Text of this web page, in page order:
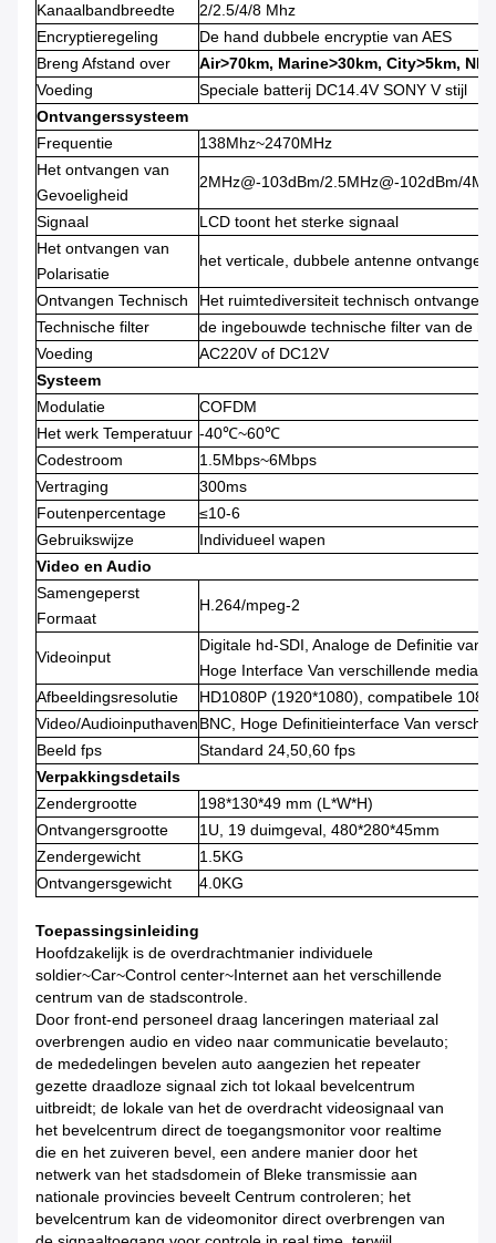
Kanaalbandbreedte
2/2.5/4/8 Mhz
Encryptieregeling
De hand dubbele encryptie van AES
Breng Afstand over
Air>70km, Marine>30km, City>5km,
Voeding
Speciale batterij DC14.4V SONY V stijl
Ontvangerssysteem
Frequentie
138Mhz~2470MHz
Het ontvangen van
Gevoeligheid
2MHz@-103dBm/2.5MHz@-102dBm/
Signaal
LCD toont het sterke signaal
Het ontvangen van
Polarisatie
het verticale, dubbele antenne ontvangen
Ontvangen Technisch
Het ruimtediversiteit technisch ontvangen
Technische filter
de ingebouwde technische filter van de
Voeding
AC220V of DC12V
Systeem
Modulatie
COFDM
Het werk Temperatuur -40℃~60℃
Codestroom
1.5Mbps~6Mbps
Vertraging
300ms
Foutenpercentage
≤10-6
Gebruikswijze
Individueel wapen
Video en Audio
Samengeperst
Formaat
H.264/mpeg-2
Videoinput
Digitale hd-SDI, Analoge de Definitie van
Hoge Interface Van verschillende media,
Afbeeldingsresolutie
HD1080P (1920*1080), compatibele
Video/AudioinputhavenBNC, Hoge Definitieinterface Van
Beeld fps
Standard 24,50,60 fps
Verpakkingsdetails
Zendergrootte
198*130*49 mm (L*W*H)
Ontvangersgrootte
1U, 19 duimgeval, 480*280*45mm
Zendergewicht
1.5KG
Ontvangersgewicht
4.0KG
Toepassingsinleiding
Hoofdzakelijk is de overdrachtmanier individuele
soldier~Car~Control center~Internet aan het verschillende
centrum van de stadscontrole.
Door front-end personeel draag lanceringen materiaal zal
overbrengen audio en video naar communicatie bevelauto;
de mededelingen bevelen auto aangezien het repeater
gezette draadloze signaal zich tot lokaal bevelcentrum
uitbreidt; de lokale van het de overdracht videosignaal van
het bevelcentrum direct de toegangsmonitor voor realtime
die en het zuiveren bevel, een andere manier door het
netwerk van het stadsdomein of Bleke transmissie aan
nationale provincies beveelt Centrum controleren; het
bevelcentrum kan de videomonitor direct overbrengen van